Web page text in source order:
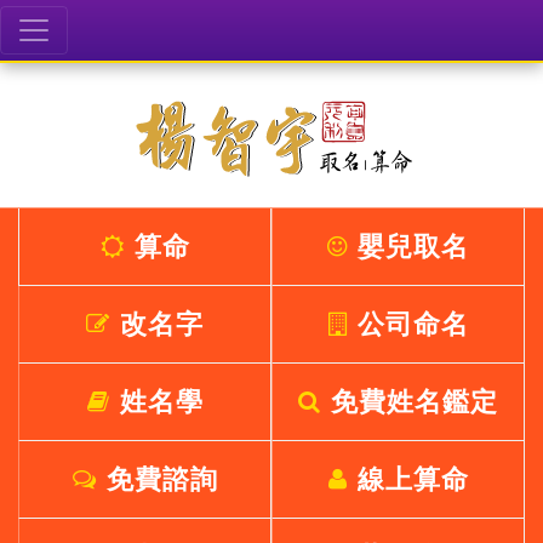
算命 嬰兒取名
改名字 公司命名
姓名學 免費姓名鑑定
免費諮詢 線上算命